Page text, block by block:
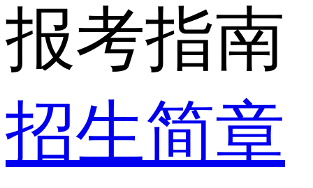
报考指南
招生简章